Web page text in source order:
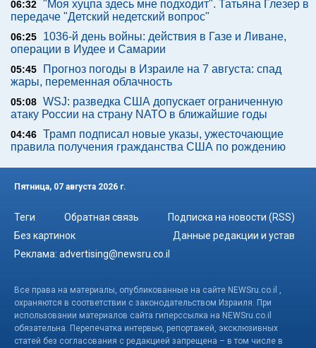
06:32 "Моя хуцпа здесь мне подходит". Татьяна Глезер в
передаче "Детский недетский вопрос"
06:25
1036-й день войны: действия в Газе и Ливане,
операции в Иудее и Самарии
05:45
Прогноз погоды в Израиле на 7 августа: спад
жары, переменная облачность
05:08 WSJ: разведка США допускает ограниченную
атаку России на страну NATO в ближайшие годы
04:46 Трамп подписал новые указы, ужесточающие
правила получения гражданства США по рождению
Пятница, 07 августа 2026 г.
Теги Обратная связь
Подписка на новости (RSS)
Без картинок
Данные редакции и устав
Реклама: advertising@newsru.co.il
Все права на материалы, опубликованные на сайте NEWSru.co.il ,
охраняются в соответствии с законодательством Израиля. При
использовании материалов сайта гиперссылка на NEWSru.co.il
обязательна. Перепечатка интервью, репортажей, эксклюзивных
статей без согласования с редакцией запрещена – в том числе в